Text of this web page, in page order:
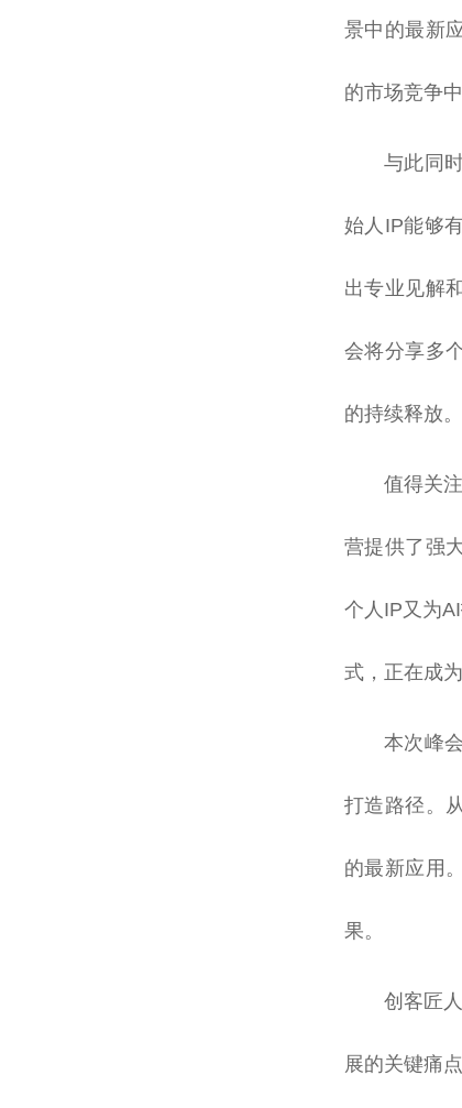
景中的最新
的市场竞争
与此同
始人IP能够
出专业见解
会将分享多
的持续释放。
值得关
营提供了强
个人IP又为
式，正在成
本次峰
打造路径。
的最新应用
果。
创客匠
展的关键痛